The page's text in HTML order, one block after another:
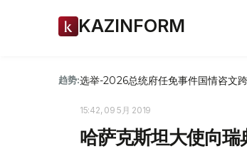
KAZINFORM
趋势:选举-2026总统府任免事件国情咨文
15:42, 09 5月 2019
哈萨克斯坦大使向瑞